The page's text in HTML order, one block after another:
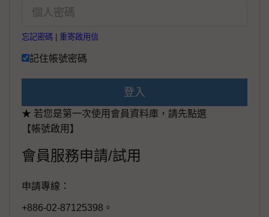
忘記密碼 重寄啟用信
記住帳號密碼
登入
★ 若您是第一次使用會員資料庫，請先點選
【帳號啟用】
會員服務申請/試用
申請專線：
+886-02-87125398。